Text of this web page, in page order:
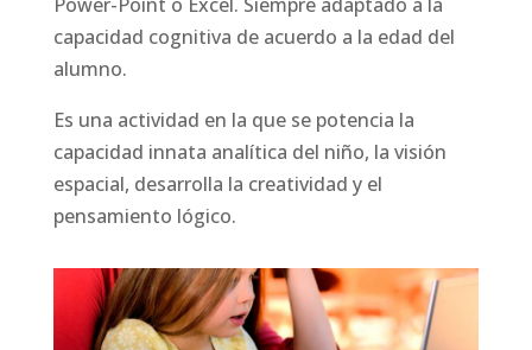
capacidad cognitiva de acuerdo a la edad del
alumno.
Es una actividad en la que se potencia la
capacidad innata analítica del niño, la visión
espacial, desarrolla la creatividad y el
pensamiento lógico.